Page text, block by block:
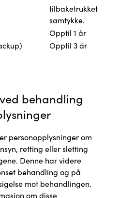
tilbaketrukket
samtykke.
Opptil 1 år
Opptil 3 år
behandling
personopplysninger om
retting eller sletting
Denne har videre
behandling og på
mot behandlingen.
om disse